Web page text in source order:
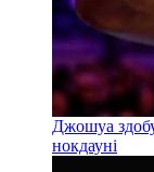
Джошуа
нокдауні